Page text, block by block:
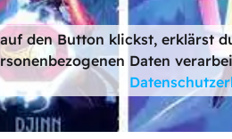
den Button klickst, erklärst
Daten